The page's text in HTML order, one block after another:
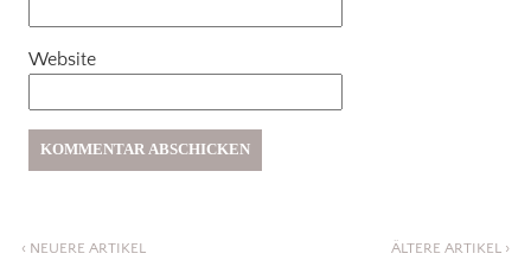
Website
‹ NEUERE ARTIKEL ÄLTERE ARTIKEL ›